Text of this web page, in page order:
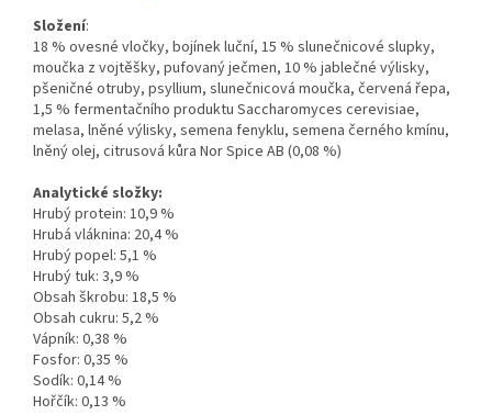
Složení:
18 % ovesné vločky, bojínek luční, 15 % slunečnicové slupky,
moučka z vojtěšky, pufovaný ječmen, 10 % jablečné výlisky,
pšeničné otruby, psyllium, slunečnicová moučka, červená řepa,
1,5 % fermentačního produktu Saccharomyces cerevisiae,
melasa, lněné výlisky, semena fenyklu, semena černého kmínu,
lněný olej, citrusová kůra Nor Spice AB (0,08 %)
Analytické složky:
Hrubý protein: 10,9 %
Hrubá vláknina: 20,4 %
Hrubý popel: 5,1 %
Hrubý tuk: 3,9 %
Obsah škrobu: 18,5 %
Obsah cukru: 5,2 %
Vápník: 0,38 %
Fosfor: 0,35 %
Sodík: 0,14 %
Hořčík: 0,13 %